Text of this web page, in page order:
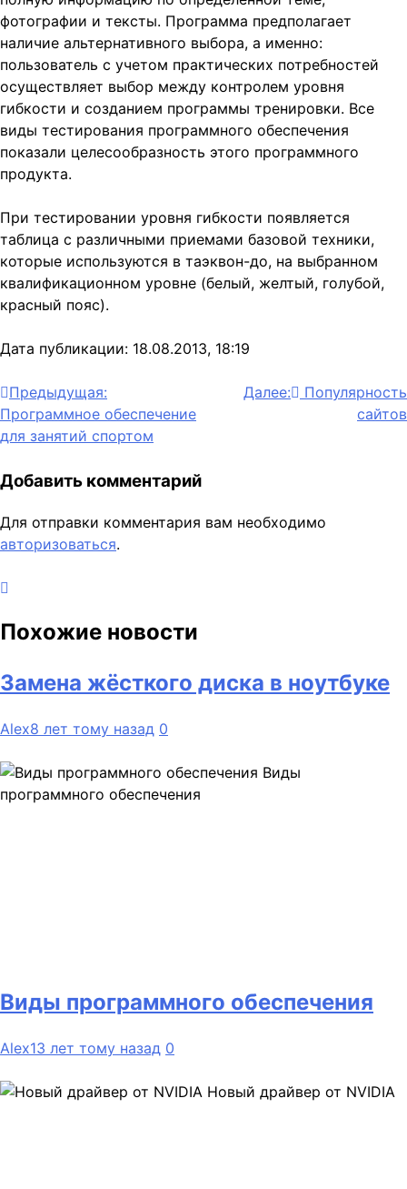
фотографии и тексты. Программа предполагает
наличие альтернативного выбора, а именно:
пользователь с учетом практических потребностей
осуществляет выбор между контролем уровня
гибкости и созданием программы тренировки. Все
виды тестирования программного обеспечения
показали целесообразность этого программного
продукта.
При тестировании уровня гибкости появляется
таблица с различными приемами базовой техники,
которые используются в таэквон-до, на выбранном
квалификационном уровне (белый, желтый, голубой,
красный пояс).
Дата публикации: 18.08.2013, 18:19
Навигация
по
Предыдущая:
Программное обеспечение
для занятий спортом
Далее:
Популярность
сайтов
Добавить комментарий
Для отправки комментария вам необходимо
авторизоваться.
Похожие новости
Замена жёсткого диска в ноутбуке
Alex8 лет тому назад 0
Виды
программного обеспечения
Виды программного обеспечения
Alex13 лет тому назад 0
Новый драйвер от NVIDIA